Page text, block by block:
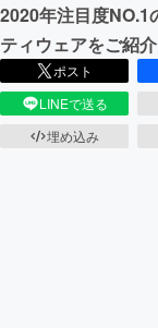
2020年注目度NO.1
ティウェアをご紹介
ポスト
LINEで送る
埋め込み